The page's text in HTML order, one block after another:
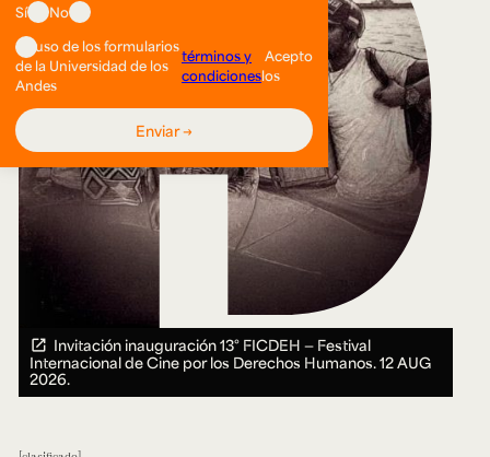
Invitación inauguración 13° FICDEH — Festival
Internacional de Cine por los Derechos Humanos.12 AUG
2026.